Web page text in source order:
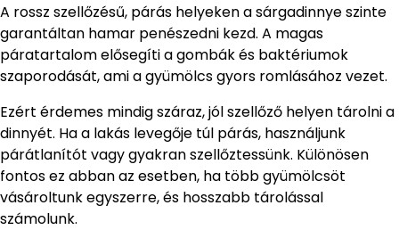
A rossz szellőzésű, párás helyeken a sárgadinnye szinte
garantáltan hamar penészedni kezd. A magas
páratartalom elősegíti a gombák és baktériumok
szaporodását, ami a gyümölcs gyors romlásához vezet.
Ezért érdemes mindig száraz, jól szellőző helyen tárolni a
dinnyét. Ha a lakás levegője túl párás, használjunk
párátlanítót vagy gyakran szellőztessünk. Különösen
fontos ez abban az esetben, ha több gyümölcsöt
vásároltunk egyszerre, és hosszabb tárolással
számolunk.